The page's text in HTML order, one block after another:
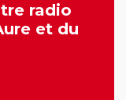
radio
et du